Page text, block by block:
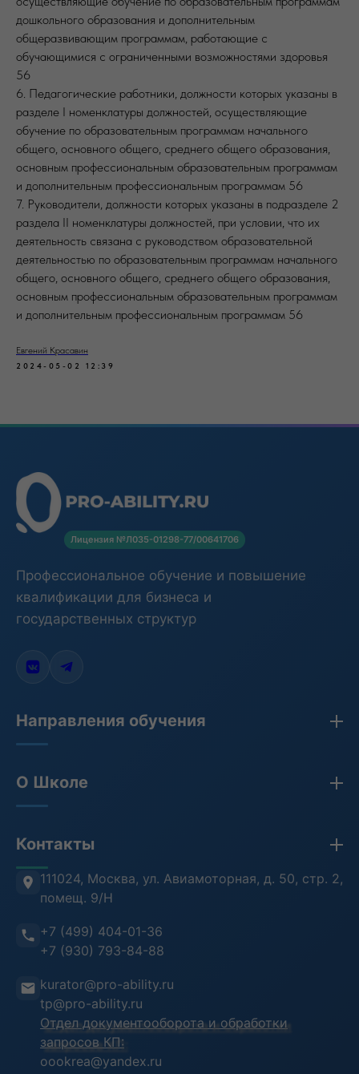
дошкольного образования и дополнительным
общеразвивающим программам, работающие с
обучающимися с ограниченными возможностями здоровья
56
6. Педагогические работники, должности которых указаны в
разделе I номенклатуры должностей, осуществляющие
обучение по образовательным программам начального
общего, основного общего, среднего общего образования,
основным профессиональным образовательным программам
и дополнительным профессиональным программам 56
7. Руководители, должности которых указаны в подразделе 2
раздела II номенклатуры должностей, при условии, что их
деятельность связана с руководством образовательной
деятельностью по образовательным программам начального
общего, основного общего, среднего общего образования,
основным профессиональным образовательным программам
и дополнительным профессиональным программам 56
Евгений Красавин
2024-05-02 12:39
Лицензия №Л035-01298-77/00641706
Профессиональное обучение и повышение
квалификации для бизнеса и
государственных структур
Направления обучения
Бухгалтерия
Противодействие коррупции
Антитеррористическая безопасность
Информационная безопасность
Воинский учет
О Школе
Лицензия
Проверка документов (ФРДО)
Отзывы клиентов
Преподаватели
Анкета слушателя
Контакты
111024, Москва, ул. Авиамоторная, д. 50, стр. 2,
помещ. 9/Н
+7 (499) 404-01-36
+7 (930) 793-84-88
kurator@pro-ability.ru
tp@pro-ability.ru
Отдел документооборота и обработки
запросов КП:
oookrea@yandex.ru